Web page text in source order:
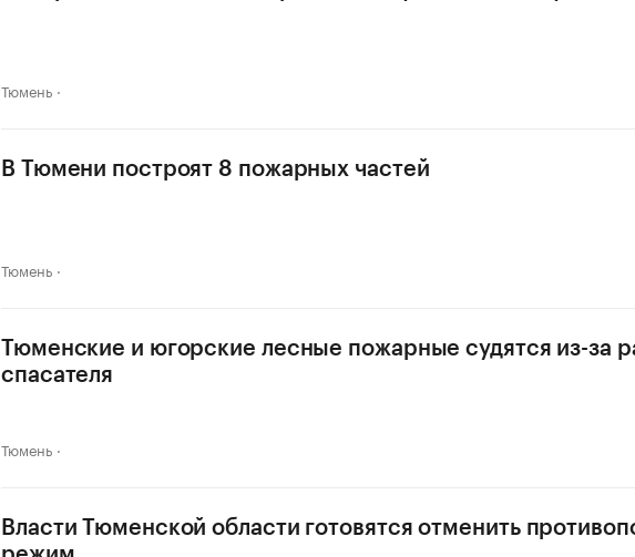
Тюмень
В Тюмени построят 8 пожарных частей
Тюмень
Тюменские и югорские лесные пожарные судятся из-за
спасателя
Тюмень
Власти Тюменской области готовятся отменить